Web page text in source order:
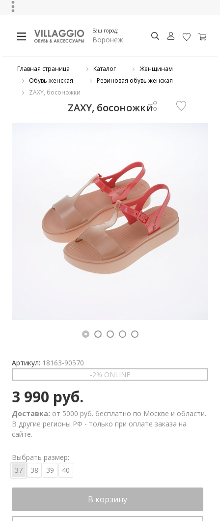
Ваш город:
Воронеж
Главная страница Каталог
Женщинам
Обувь женская
Резиновая обувь женская
ZAXY, босоножки
ZAXY, босоножки
Артикул: 18163-90570
-2% ONLINE
3 990 руб.
Доставка: от 5000 руб. бесплатно по Москве и области.
В другие регионы РФ - только при оплате заказа на
сайте.
Выбрать размер:
37
38 39 40
В корзину